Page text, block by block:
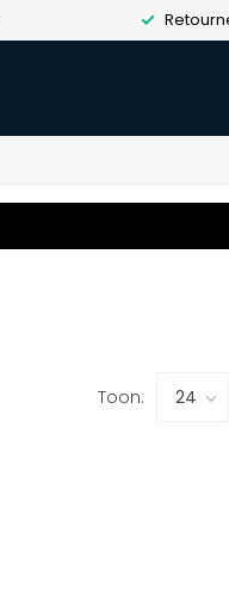
Toon: